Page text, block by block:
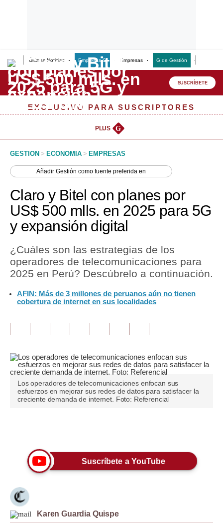
Últimas Noticias Empresas G Empresas G de Gestión
Lo último
Peru Quiosco
Management & Empleo
Perú
Política
Finanzas Personales
Plus G
Opinión
Pregunta de hoy
Blogs
Tendencias
Moda
Mundo
EEUU
SUSCRÍBETE
EXCLUSIVO PARA SUSCRIPTORES
PLUS G
GESTION > ECONOMIA > EMPRESAS
AñadirGestión como fuente preferida en
Claro y Bitel con planes por
US$ 500 mlls. en 2025 para 5G
y expansión digital
¿Cuáles son las estrategias de los
operadores de telecomunicaciones para
2025 en Perú? Descúbrelo a continuación.
AFIN: Más de 3 millones de peruanos aún no tienen
cobertura de internet en sus localidades
Los operadores de telecomunicaciones enfocan sus
esfuerzos en mejorar sus redes de datos para satisfacer la
creciente demanda de internet. Foto: Referencial
Suscríbete a YouTube
Karen Guardia Quispe